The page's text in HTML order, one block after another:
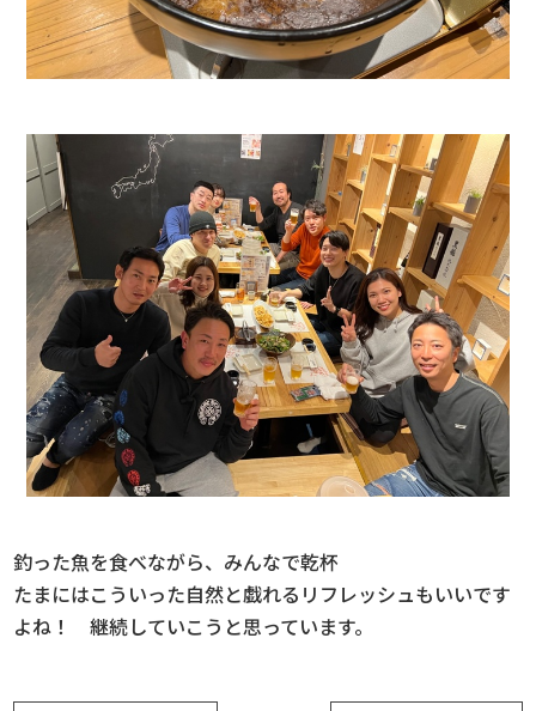
釣った魚を食べながら、みんなで乾杯
たまにはこういった自然と戯れるリフレッシュもいいです
よね！ 継続していこうと思っています。